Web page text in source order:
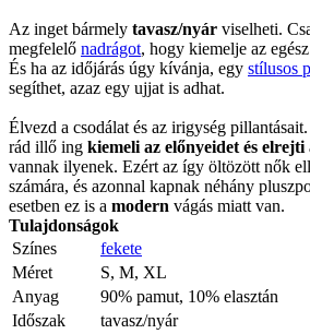
Az inget bármely tavasz/nyár viselheti.
megfelelő nadrágot, hogy kiemelje az
És ha az időjárás úgy kívánja, egy stílusos
segíthet, azaz egy ujjat is adhat.
Élvezd a csodálat és az irigység
rád illő ing kiemeli az előnyeidet és elrejti
vannak ilyenek. Ezért az így öltözött nők
számára, és azonnal kapnak néhány
esetben ez is a modern vágás miatt van.
Tulajdonságok
Színes
fekete
Méret
S, M, XL
Anyag
90% pamut, 10% elasztán
Időszak
tavasz/nyár